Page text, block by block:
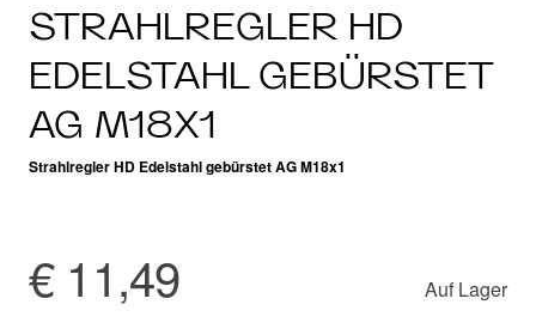
STRAHLREGLER HD
EDELSTAHL GEBÜRSTET
AG M18X1
Strahlregler HD Edelstahl gebürstet AG M18x1
€ 11,49 Auf Lager